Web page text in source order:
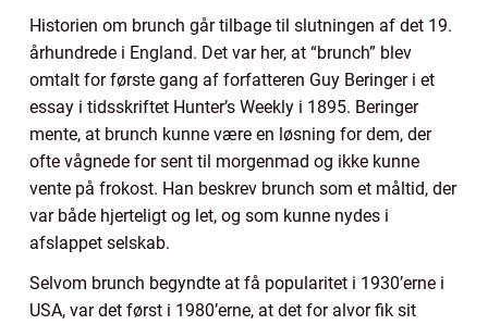
Historien om brunch går tilbage til slutningen af det 19.
århundrede i England. Det var her, at “brunch” blev
omtalt for første gang af forfatteren Guy Beringer i et
essay i tidsskriftet Hunter’s Weekly i 1895. Beringer
mente, at brunch kunne være en løsning for dem, der
ofte vågnede for sent til morgenmad og ikke kunne
vente på frokost. Han beskrev brunch som et måltid, der
var både hjerteligt og let, og som kunne nydes i
afslappet selskab.
Selvom brunch begyndte at få popularitet i 1930’erne i
USA, var det først i 1980’erne, at det for alvor fik sit